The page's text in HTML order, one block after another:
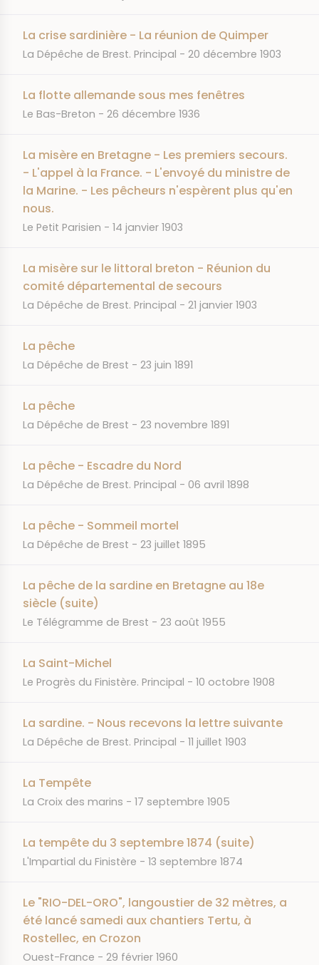
La crise sardinière - La réunion de Quimper
JOURNAL
La Dépêche de Brest. Principal DATE
20 décembre 1903
La flotte allemande sous mes fenêtres
JOURNAL
Le Bas-Breton DATE
26 décembre 1936
La misère en Bretagne - Les premiers secours.
- L'appel à la France. - L'envoyé du ministre de
la Marine. - Les pêcheurs n'espèrent plus qu'en
nous.
JOURNAL
Le Petit Parisien DATE
14 janvier 1903
La misère sur le littoral breton - Réunion du
comité départemental de secours
JOURNAL
La Dépêche de Brest. Principal DATE
21 janvier 1903
La pêche
JOURNAL
La Dépêche de Brest DATE
23 juin 1891
La pêche
JOURNAL
La Dépêche de Brest DATE
23 novembre 1891
La pêche - Escadre du Nord
JOURNAL
La Dépêche de Brest. Principal DATE
06 avril 1898
La pêche - Sommeil mortel
JOURNAL
La Dépêche de Brest DATE
23 juillet 1895
La pêche de la sardine en Bretagne au 18e
siècle (suite)
JOURNAL
Le Télégramme de Brest DATE
23 août 1955
La Saint-Michel
JOURNAL
Le Progrès du Finistère. Principal DATE
10 octobre 1908
La sardine. - Nous recevons la lettre suivante
JOURNAL
La Dépêche de Brest. Principal DATE
11 juillet 1903
La Tempête
JOURNAL
La Croix des marins DATE
17 septembre 1905
La tempête du 3 septembre 1874 (suite)
JOURNAL
L'Impartial du Finistère DATE
13 septembre 1874
Le "RIO-DEL-ORO", langoustier de 32 mètres, a
été lancé samedi aux chantiers Tertu, à
Rostellec, en Crozon
JOURNAL
Ouest-France DATE
29 février 1960